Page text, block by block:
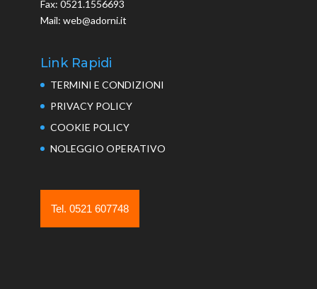
Fax: 0521.1556693
Mail: web@adorni.it
Link Rapidi
TERMINI E CONDIZIONI
PRIVACY POLICY
COOKIE POLICY
NOLEGGIO OPERATIVO
Tel. 0521 607748